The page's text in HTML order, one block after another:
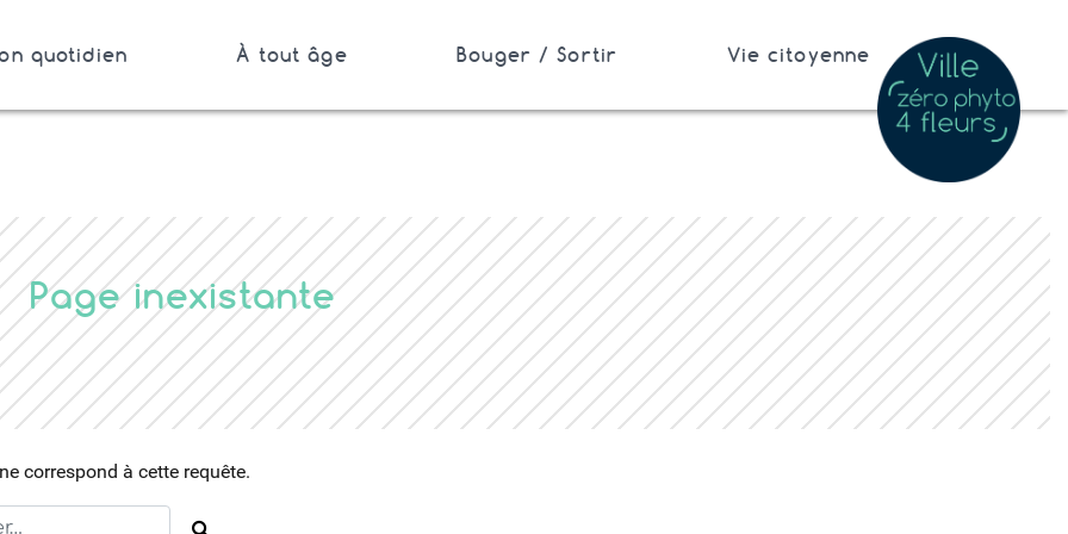
quotidien À tout âge Bouger / Sortir Vie citoyenne
Page inexistante
correspond à cette requête.